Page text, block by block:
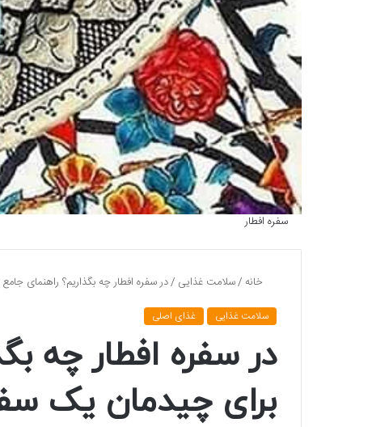
سفره افطار
خانه /سلامت غذایی /در سفره افطار چه بگذاریم؟ راهنمای
سلامت غذایی غذای اصلی
در سفره افطار چه
برای چیدمان یک